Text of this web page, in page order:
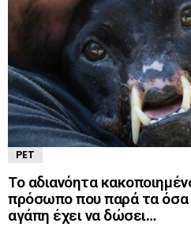
PET
Το αδιανόητα
πρόσωπο που παρά τα όσα
αγάπη έχει να δώσει…